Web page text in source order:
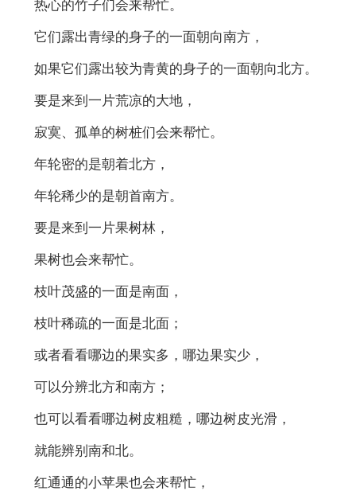
热心的竹子们会来帮忙。
它们露出青绿的身子的一面朝向南方，
如果它们露出较为青黄的身子的一面朝向北方。
要是来到一片荒凉的大地，
寂寞、孤单的树桩们会来帮忙。
年轮密的是朝着北方，
年轮稀少的是朝首南方。
要是来到一片果树林，
果树也会来帮忙。
枝叶茂盛的一面是南面，
枝叶稀疏的一面是北面；
或者看看哪边的果实多，哪边果实少，
可以分辨北方和南方；
也可以看看哪边树皮粗糙，哪边树皮光滑，
就能辨别南和北。
红通通的小苹果也会来帮忙，